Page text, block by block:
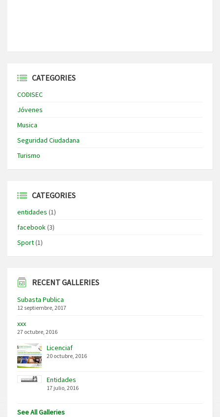
CATEGORIES
CODISEC
Jóvenes
Musica
Seguridad Ciudadana
Turismo
CATEGORIES
entidades (1)
facebook(3)
Sport(1)
RECENT GALLERIES
Subasta Publica
12 septiembre, 2017
xxx
27 octubre, 2016
Licenciaf
20 octubre, 2016
Entidades
17 julio, 2016
See All Galleries